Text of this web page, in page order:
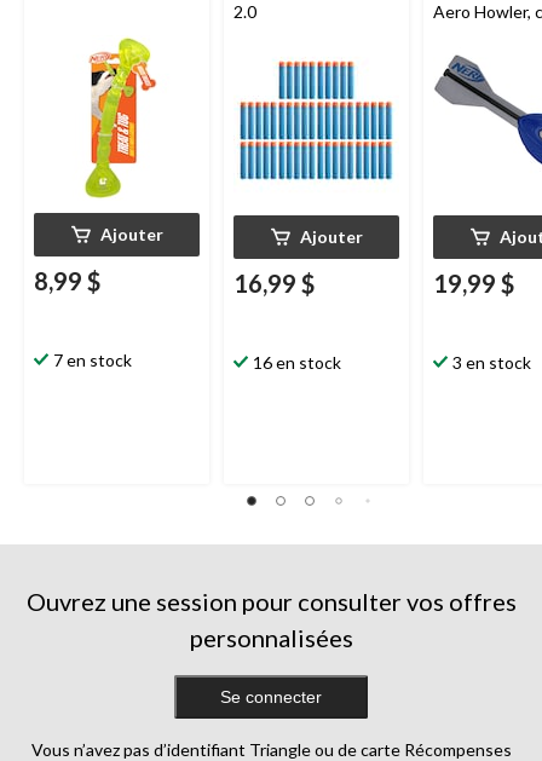
Ajouter
8,99 $
7 en stock
2.0
Ajouter
16,99 $
16 en stock
Aero Howler,
taille 12
19,99 $
3 en stock
Ouvrez une session pour consulter vos offres
personnalisées
Se connecter
Vous n’avez pas d’identifiant Triangle ou de carte Récompenses